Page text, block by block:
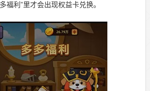
福利”里才会出现权益卡兑换。